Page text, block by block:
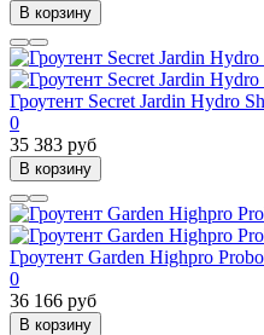
В корзину
Гроутент Secret Jardin Hydro
0
35 383 руб
В корзину
Гроутент Garden Highpro
0
36 166 руб
В корзину